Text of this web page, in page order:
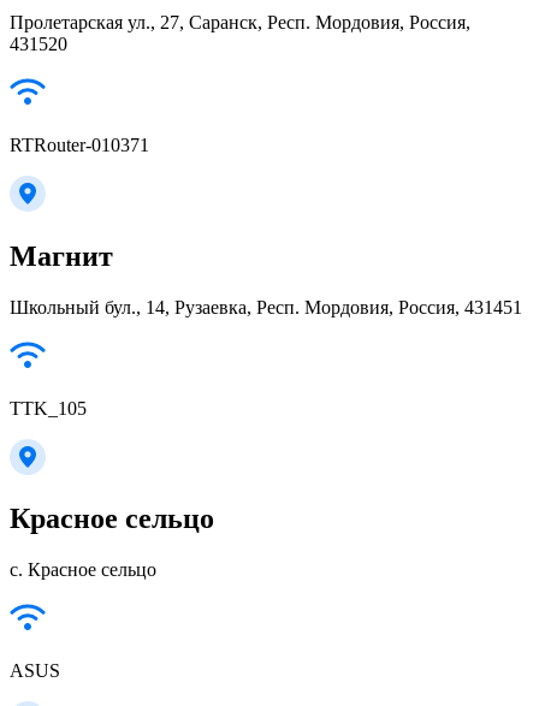
Пролетарская ул., 27, Саранск, Респ. Мордовия, Россия,
431520
RTRouter-010371
Магнит
Школьный бул., 14, Рузаевка, Респ. Мордовия, Россия, 431451
TTK_105
Красное сельцо
с. Красное сельцо
ASUS